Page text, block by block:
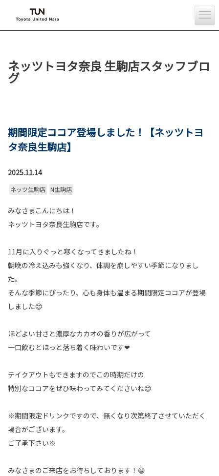
ネッツトヨタ奈良 生駒店スタッフブロ
グ
期間限定ココア登場しました！【ネッツトヨ
タ奈良生駒店】
2025.11.14
ネッツ生駒店 N生駒店
みなさまこんにちは！
ネッツトヨタ奈良生駒店です。
11月に入りぐっと寒くなってきましたね！
朝晩の冷え込みも強くなり、体調を崩しやすい季節になりまし
た。
そんな季節にぴったり、心も身体も温まる期間限定ココアが登場
しました😊
ほどよい甘さと濃厚なカカオの香りが広がって
一口飲むとほっと落ち着く味わいです❤
テイクアウトもできますのでこの時期だけの
特別なココアをぜひ味わってみてくださいね😊
※期間限定ドリンクですので、無くなり次第終了させていただく
場合がございます。
ご了承下さい※
みなさまのご来店をお待ちしております！😁